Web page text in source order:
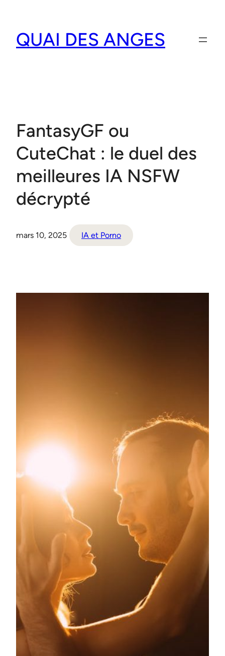
contenu
QUAI DES ANGES
FantasyGF ou
CuteChat : le duel des
meilleures IA NSFW
décrypté
mars 10, 2025 IA et Porno